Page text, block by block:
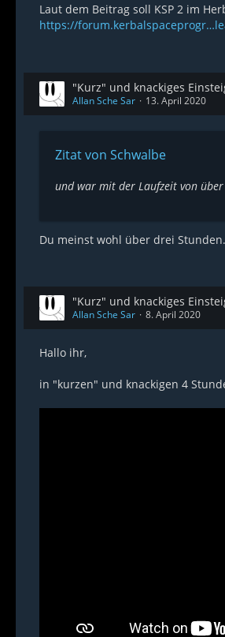
Laut dem Beitrag soll KSP 2 im
https://
"Kurz" und knackiges
Allan Sche Sar 13. April 2020
Zitat von Schwalbe
und war mit der Laufzeit von
Du meinst wohl über drei
"Kurz" und knackiges
Allan Sche Sar 8. April 2020
Hallo ihr,
in "kurzen" und knackigen 4